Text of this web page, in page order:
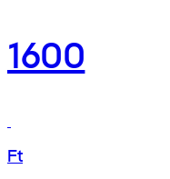
1600
Ft